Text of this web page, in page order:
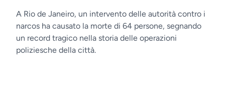
A Rio de Janeiro, un intervento delle autorità contro i
narcos ha causato la morte di 64 persone, segnando
un record tragico nella storia delle operazioni
poliziesche della città.